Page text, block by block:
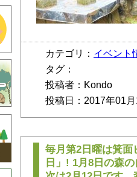
カテゴリ： イベント
タグ：
投稿者：Kondo
投稿日：2017年01
毎月第2日曜は箕面
日」! 1月8日の森